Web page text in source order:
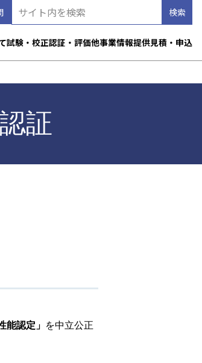
試験・校正認証・評価他事業情報提供見積・申込
証
能認定」 を中立公正